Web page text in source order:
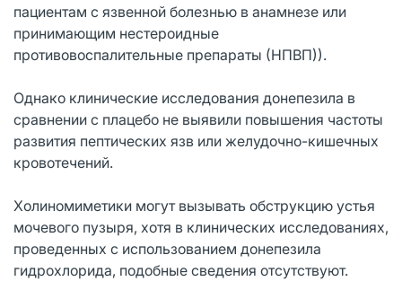
пациентам с язвенной болезнью в анамнезе или
принимающим нестероидные
противовоспалительные препараты (НПВП)).
Однако клинические исследования донепезила в
сравнении с плацебо не выявили повышения частоты
развития пептических язв или желудочно-кишечных
кровотечений.
Холиномиметики могут вызывать обструкцию устья
мочевого пузыря, хотя в клинических исследованиях,
проведенных с использованием донепезила
гидрохлорида, подобные сведения отсутствуют.